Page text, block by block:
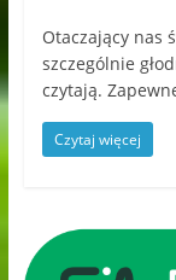
Otaczający nas
szczególnie
czytają.
Czytaj więcej